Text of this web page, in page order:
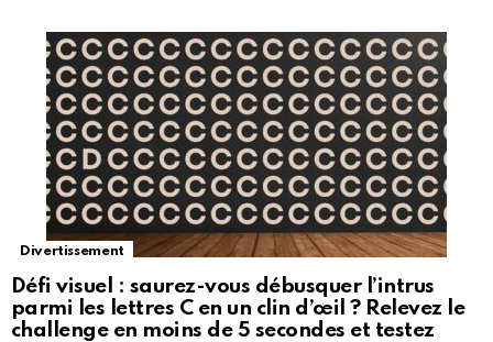
Divertissement
Défi visuel : saurez-vous débusquer l’intrus
parmi les lettres C en un clin d’œil ? Relevez le
challenge en moins de 5 secondes et testez